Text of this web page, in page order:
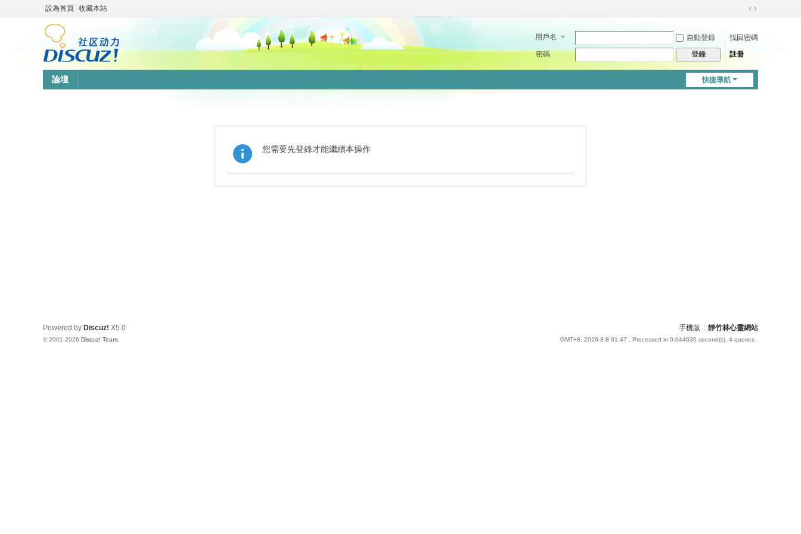
設為首頁 收藏本站
切
到
用戶名 自動登錄
找回密碼
密碼
登錄 註冊
快捷導航
論壇
您需要先登錄才能繼續本操作
手機版 靜竹林心靈網站
GMT+8, 2026-8-8 01:47 , Processed in 0.044630 second(s), 4 queries .
Powered by Discuz! X5.0
© 2001-2026 Discuz! Team